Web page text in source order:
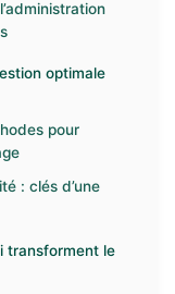
optimale
pour
: clés d’une
transforment le